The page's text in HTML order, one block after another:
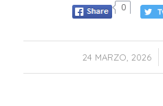
0
24 MARZO, 2026
/